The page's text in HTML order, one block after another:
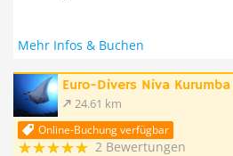
Mehr Infos & Buchen
Euro-Divers Niva
24.61 km
Online-Buchung verfügbar
2 Bewertungen